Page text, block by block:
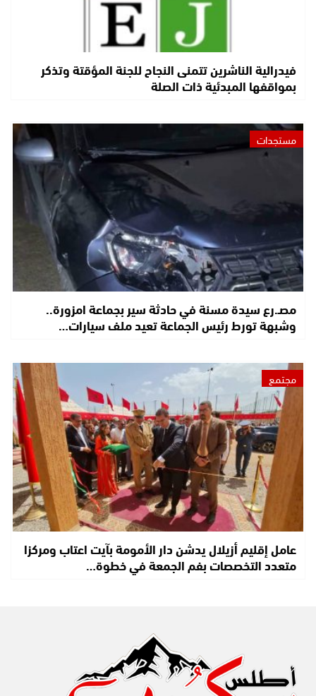
فيدرالية الناشرين تتمنى النجاح للجنة المؤقتة وتذكر
بمواقفها المبدئية ذات الصلة
مستجدات
مصـ.رع سيدة مسنة في حادثة سير بجماعة امزورة..
وشبهة تورط رئيس الجماعة تعيد ملف سيارات…
مجتمع
عامل إقليم أزيلال يدشن دار الأمومة بآيت اعتاب ومركزا
متعدد التخصصات بفم الجمعة في خطوة…